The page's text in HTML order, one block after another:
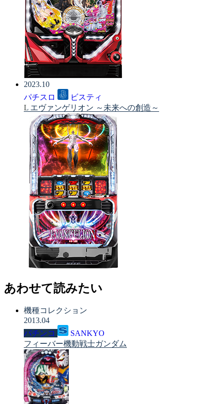
2023.10
パチスロ
ビスティ
L エヴァンゲリオン ～未来への創造～
あわせて読みたい
機種コレクション
2013.04
パチンコ
SANKYO
フィーバー機動戦士ガンダム